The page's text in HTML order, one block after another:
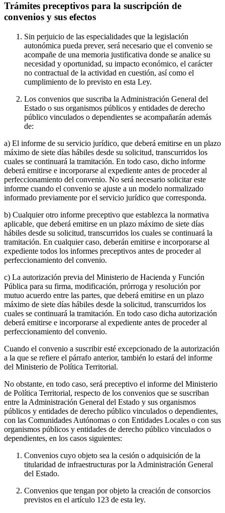
Trámites preceptivos para la suscripción de
convenios y sus efectos
Sin perjuicio de las especialidades que la legislación
autonómica pueda prever, será necesario que el convenio se
acompañe de una memoria justificativa donde se analice su
necesidad y oportunidad, su impacto económico, el carácter
no contractual de la actividad en cuestión, así como el
cumplimiento de lo previsto en esta Ley.
Los convenios que suscriba la Administración General del
Estado o sus organismos públicos y entidades de derecho
público vinculados o dependientes se acompañarán además
de:
a) El informe de su servicio jurídico, que deberá emitirse en un plazo
máximo de siete días hábiles desde su solicitud, transcurridos los
cuales se continuará la tramitación. En todo caso, dicho informe
deberá emitirse e incorporarse al expediente antes de proceder al
perfeccionamiento del convenio. No será necesario solicitar este
informe cuando el convenio se ajuste a un modelo normalizado
informado previamente por el servicio jurídico que corresponda.
b) Cualquier otro informe preceptivo que establezca la normativa
aplicable, que deberá emitirse en un plazo máximo de siete días
hábiles desde su solicitud, transcurridos los cuales se continuará la
tramitación. En cualquier caso, deberán emitirse e incorporarse al
expediente todos los informes preceptivos antes de proceder al
perfeccionamiento del convenio.
c) La autorización previa del Ministerio de Hacienda y Función
Pública para su firma, modificación, prórroga y resolución por
mutuo acuerdo entre las partes, que deberá emitirse en un plazo
máximo de siete días hábiles desde la solicitud, transcurridos los
cuales se continuará la tramitación. En todo caso dicha autorización
deberá emitirse e incorporarse al expediente antes de proceder al
perfeccionamiento del convenio.
Cuando el convenio a suscribir esté excepcionado de la autorización
a la que se refiere el párrafo anterior, también lo estará del informe
del Ministerio de Política Territorial.
No obstante, en todo caso, será preceptivo el informe del Ministerio
de Política Territorial, respecto de los convenios que se suscriban
entre la Administración General del Estado y sus organismos
públicos y entidades de derecho público vinculados o dependientes,
con las Comunidades Autónomas o con Entidades Locales o con sus
organismos públicos y entidades de derecho público vinculados o
dependientes, en los casos siguientes:
Convenios cuyo objeto sea la cesión o adquisición de la
titularidad de infraestructuras por la Administración General
del Estado.
Convenios que tengan por objeto la creación de consorcios
previstos en el artículo 123 de esta ley.